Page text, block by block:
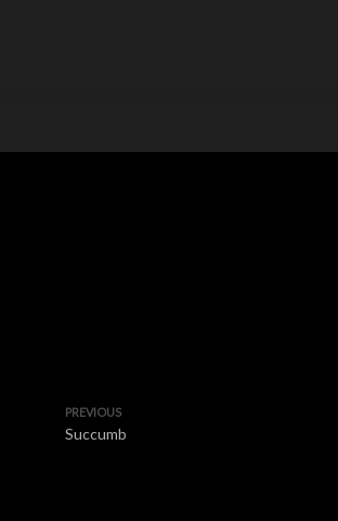
PREVIOUS
Succumb